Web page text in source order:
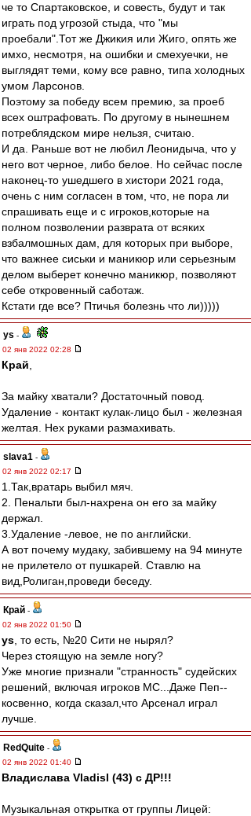
че то Спартаковское, и совесть, будут и так
играть под угрозой стыда, что "мы
проебали".Тот же Джикия или Жиго, опять же
имхо, несмотря, на ошибки и смехуечки, не
выглядят теми, кому все равно, типа холодных
умом Ларсонов.
Поэтому за победу всем премию, за проеб
всех оштрафовать. По другому в нынешнем
потреблядском мире нельзя, считаю.
И да. Раньше вот не любил Леонидыча, что у
него вот черное, либо белое. Но сейчас после
наконец-то ушедшего в хистори 2021 года,
очень с ним согласен в том, что, не пора ли
спрашивать еще и с игроков,которые на
полном позволении разврата от всяких
взбалмошных дам, для которых при выборе,
что важнее сиськи и маникюр или серьезным
делом выберет конечно маникюр, позволяют
себе откровенный саботаж.
Кстати где все? Птичья болезнь что ли)))))
ys -
02 янв 2022 02:28
Край
За майку хватали? Достаточный повод.
Удаление - контакт кулак-лицо был - железная
желтая. Нех руками размахивать.
slava1 -
02 янв 2022 02:17
1.Так,вратарь выбил мяч.
2. Пенальти был-нахрена он его за майку
держал.
3.Удаление -левое, не по английски.
А вот почему мудаку, забившему на 94 минуте
не прилетело от пушкарей. Ставлю на
вид,Ролиган,проведи беседу.
Край -
02 янв 2022 01:50
ys , то есть, №20 Сити не нырял?
Через стоящую на земле ногу?
Уже многие признали "странность" судейских
решений, включая игроков МС...Даже Пеп--
косвенно, когда сказал,что Арсенал играл
лучше.
RedQuite -
02 янв 2022 01:40
Владислава Vladisl (43) с ДР!!!
Музыкальная открытка от группы Лицей: